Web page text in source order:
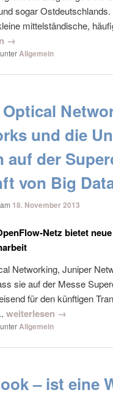
sogar
mittelständische,
→
Allgemein
Optical
und die
auf der
von Big
18. November 2013
Netz bietet
Networking, Juniper
sie auf der Messe
für den künftigen
weiterlesen →
Allgemein
– ist eine